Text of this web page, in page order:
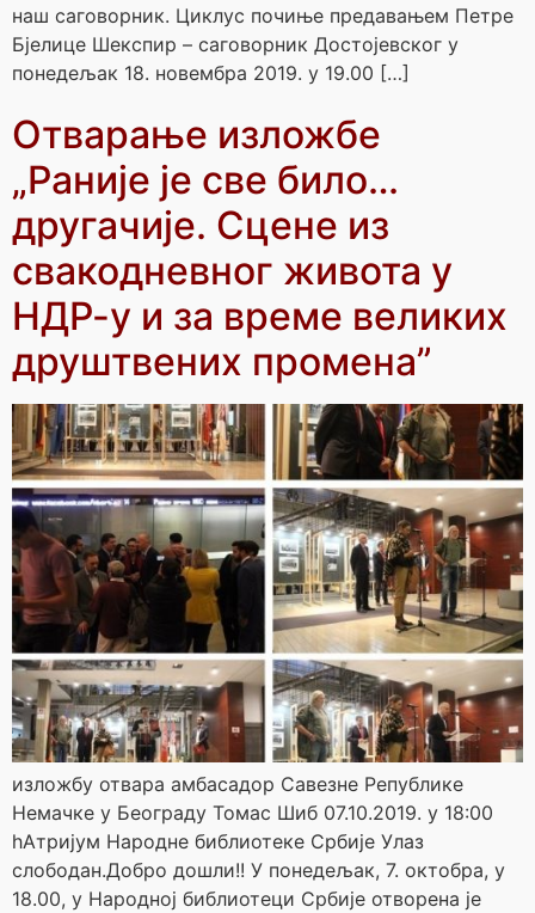
наш саговорник. Циклус почиње предавањем Петре
Бјелице Шекспир – саговорник Достојевског у
понедељак 18. новембра 2019. у 19.00 […]
Отварање изложбе
„Раније је све било…
другачије. Сцене из
свакодневног живота у
НДР-у и за време великих
друштвених промена”
изложбу отвара амбасадор Савезне Републике
Немачке у Београду Томас Шиб 07.10.2019. у 18:00
hАтријум Народне библиотеке Србије Улаз
слободан.Добро дошли!! У понедељак, 7. октобра, у
18.00, у Народној библиотеци Србије отворена је